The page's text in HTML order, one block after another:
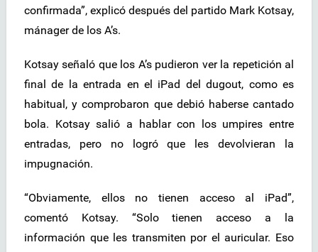
confirmada”, explicó después del partido Mark Kotsay,
mánager de los A’s.
Kotsay señaló que los A’s pudieron ver la repetición al
final de la entrada en el iPad del dugout, como es
habitual, y comprobaron que debió haberse cantado
bola. Kotsay salió a hablar con los umpires entre
entradas, pero no logró que les devolvieran la
impugnación.
“Obviamente, ellos no tienen acceso al iPad”,
comentó Kotsay. “Solo tienen acceso a la
información que les transmiten por el auricular. Eso